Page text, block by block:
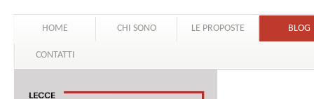
HOME CHI SONO LE PROPOSTE BLOG
CONTATTI